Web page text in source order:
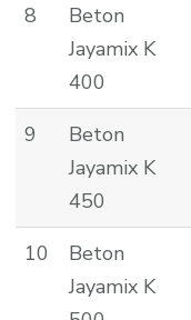
8
Beton
Jayamix K
400
9
Beton
Jayamix K
450
10
Beton
Jayamix K